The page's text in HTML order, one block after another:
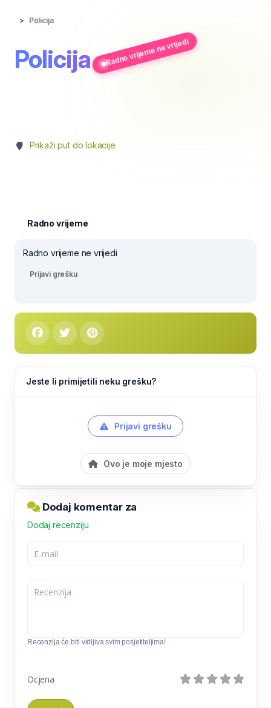
Policija
Policija Radno vrijeme ne vrijedi
Prikaži put do lokacije
Radno vrijeme
Radno vrijeme ne vrijedi
Prijavi grešku
Jeste li primijetili neku grešku?
Prijavi grešku
Ovo je moje mjesto
Dodaj komentar za
Dodaj recenziju
Recenzija će biti vidljiva svim posjetiteljima!
Ocjena